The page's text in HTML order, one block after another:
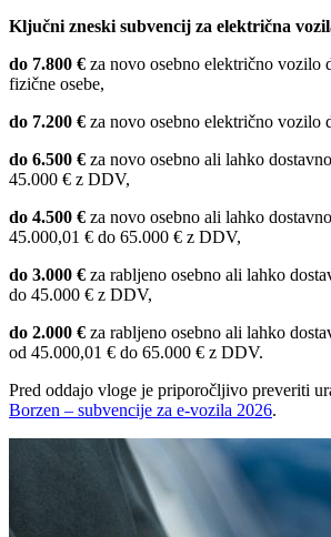
Ključni zneski subvencij za električna
do 7.800 € za novo osebno električno vozilo
fizične osebe,
do 7.200 € za novo osebno električno vozilo
do 6.500 € za novo osebno ali lahko
45.000 € z DDV,
do 4.500 € za novo osebno ali lahko
45.000,01 € do 65.000 € z DDV,
do 3.000 € za rabljeno osebno ali lahko
do 45.000 € z DDV,
do 2.000 € za rabljeno osebno ali lahko
od 45.000,01 € do 65.000 € z DDV.
Pred oddajo vloge je priporočljivo preveriti
Borzen – subvencije za e-vozila 2026.